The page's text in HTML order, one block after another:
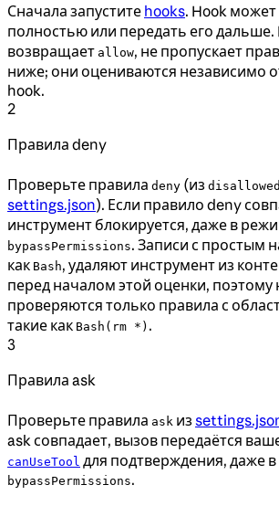
Сначала запустите hooks. Hook
полностью или передать его дальше.
возвращает allow, не пропускает
ниже; они оцениваются независимо
hook.
2
Правила deny
Проверьте правила deny (из
settings.json). Если правило deny
инструмент блокируется, даже в
bypassPermissions. Записи с простым
как Bash, удаляют инструмент из
перед началом этой оценки, поэтому
проверяются только правила с
такие как Bash(rm *) .
3
Правила ask
Проверьте правила ask из
ask совпадает, вызов передаётся
canUseTool для подтверждения, даже
bypassPermissions.